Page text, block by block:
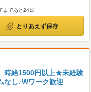
まであと24日
とりあえず保存
時給1500円以上★未経験
なし♪Wワーク歓迎